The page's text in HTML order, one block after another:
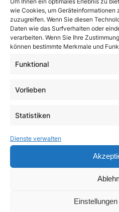
wie Cookies, um Geräteinformationen
zuzugreifen. Wenn Sie diesen
Daten wie das Surfverhalten oder
verarbeiten. Wenn Sie Ihre
können bestimmte Merkmale und
Funktional
Vorlieben
Statistiken
Dienste verwalten
In den Warenkorb